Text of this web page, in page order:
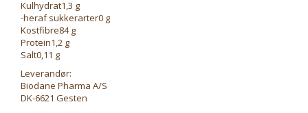
Kulhydrat1,3 g
-heraf sukkerarter0 g
Kostfibre84 g
Protein1,2 g
Salt0,11 g
Leverandør:
Biodane Pharma A/S
DK-6621 Gesten